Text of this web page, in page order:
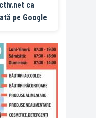
ca
pe Google